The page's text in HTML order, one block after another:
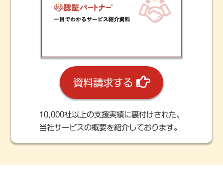
資料請求する
10,000社以上の支援実績に裏付けされた、
当社サービスの概要を紹介しております。